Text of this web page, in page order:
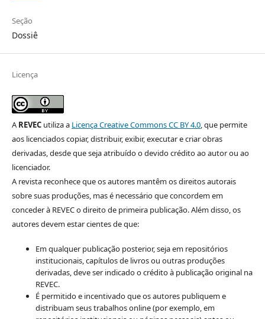
Seção
Dossiê
Licença
AREVECutiliza a Licença Creative Commons CC BY 4.0, que permite
aos licenciados copiar, distribuir, exibir, executar e criar obras
derivadas, desde que seja atribuído o devido crédito ao autor ou ao
licenciador.
A revista reconhece que os autores mantêm os direitos autorais
sobre suas produções, mas é necessário que concordem em
conceder à REVEC o direito de primeira publicação. Além disso, os
autores devem estar cientes de que:
Em qualquer publicação posterior, seja em repositórios
institucionais, capítulos de livros ou outras produções
derivadas, deve ser indicado o crédito à publicação original na
REVEC.
É permitido e incentivado que os autores publiquem e
distribuam seus trabalhos online (por exemplo, em